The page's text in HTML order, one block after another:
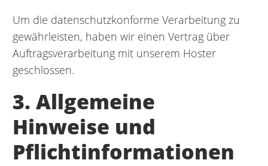
Um die datenschutzkonforme Verarbeitung zu
gewährleisten, haben wir einen Vertrag über
Auftragsverarbeitung mit unserem Hoster
geschlossen.
3. Allgemeine
Hinweise und
Pflichtinformationen